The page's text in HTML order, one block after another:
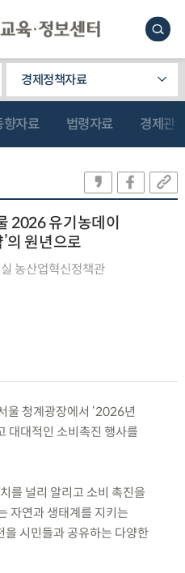
경제정책자료
향자료 법령자료 경제관
2026 유기농데이
의 원년으로
농산업혁신정책관
울 청계광장에서 ‘2026년
대대적인 소비촉진 행사를
를 널리 알리고 소비 촉진을
자연과 생태계를 지키는
시민들과 공유하는 다양한